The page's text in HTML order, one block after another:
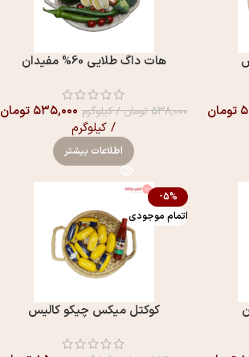
تومان
هات داگ طلايی 60% مفيدان
۵۳۸,۰۰۰تومان/ کیلوگرم ۵۳۵,۰۰۰ تومان
/ کیلوگرم
اطلاعات بیشتر
-5%
اتمام موجودی
کوکتل میکس چیکو کالیس